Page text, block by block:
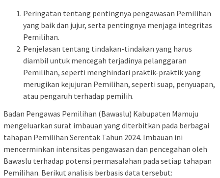
Peringatan tentang pentingnya pengawasan Pemilihan
yang baik dan jujur, serta pentingnya menjaga integritas
Pemilihan.
Penjelasan tentang tindakan-tindakan yang harus
diambil untuk mencegah terjadinya pelanggaran
Pemilihan, seperti menghindari praktik-praktik yang
merugikan kejujuran Pemilihan, seperti suap, penyuapan,
atau pengaruh terhadap pemilih.
Badan Pengawas Pemilihan (Bawaslu) Kabupaten Mamuju
mengeluarkan surat imbauan yang diterbitkan pada berbagai
tahapan Pemilihan Serentak Tahun 2024. Imbauan ini
mencerminkan intensitas pengawasan dan pencegahan oleh
Bawaslu terhadap potensi permasalahan pada setiap tahapan
Pemilihan. Berikut analisis berbasis data tersebut: